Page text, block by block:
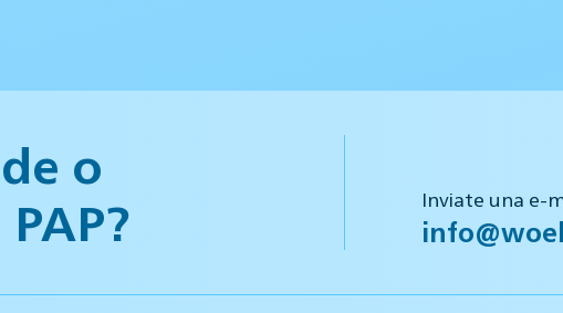
o
Inviate una e-